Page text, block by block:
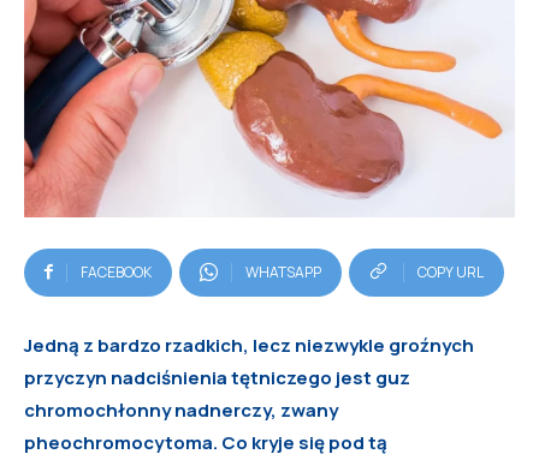
FACEBOOK WHATSAPP COPY URL
Jedną z bardzo rzadkich, lecz niezwykle groźnych
przyczyn nadciśnienia tętniczego jest guz
chromochłonny nadnerczy, zwany
pheochromocytoma. Co kryje się pod tą